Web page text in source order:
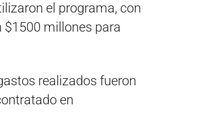
el programa, con
$1500 millones para
realizados fueron
en